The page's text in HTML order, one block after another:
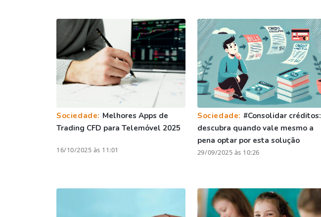
Sociedade: Melhores Apps de
Trading CFD para Telemóvel 2025
16/10/2025 às 11:01
Sociedade: #Consolidar créditos:
descubra quando vale mesmo a
pena optar por esta solução
29/09/2025 às 10:26